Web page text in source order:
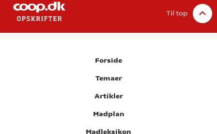
Til top
Forside
Temaer
Artikler
Madplan
Madleksikon